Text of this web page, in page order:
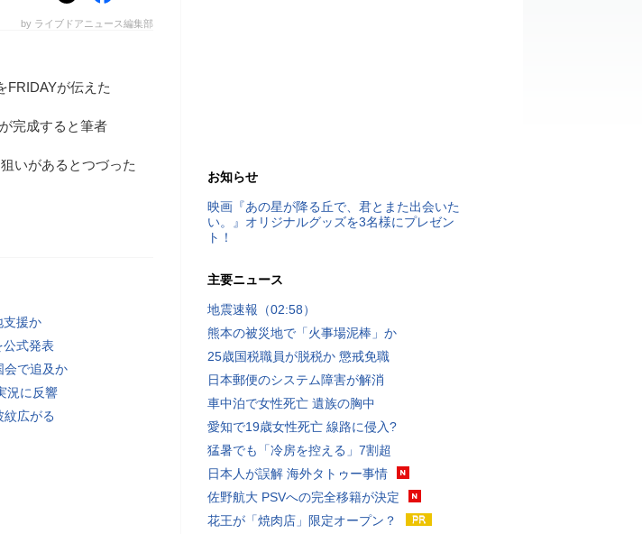
by ライブドアニュース編集部
FRIDAYが伝えた
完成すると筆者
いがあるとつづった
支援か
式発表
会で追及か
況に反響
紋広がる
お知らせ
映画『あの星が降る丘で、君とまた出会いた
い。』オリジナルグッズを3名様にプレゼン
ト！
主要ニュース
地震速報（02:58）
熊本の被災地で「火事場泥棒」か
25歳国税職員が脱税か 懲戒免職
日本郵便のシステム障害が解消
車中泊で女性死亡 遺族の胸中
愛知で19歳女性死亡 線路に侵入?
猛暑でも「冷房を控える」7割超
日本人が誤解 海外タトゥー事情
佐野航大 PSVへの完全移籍が決定
花王が「焼肉店」限定オープン？